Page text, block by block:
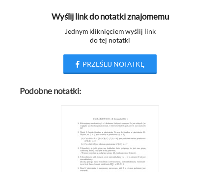
Wyślij link do notatki znajomemu
Jednym kliknięciem wyślij link
do tej notatki
PRZEŚLIJ NOTATKĘ
Podobne notatki: